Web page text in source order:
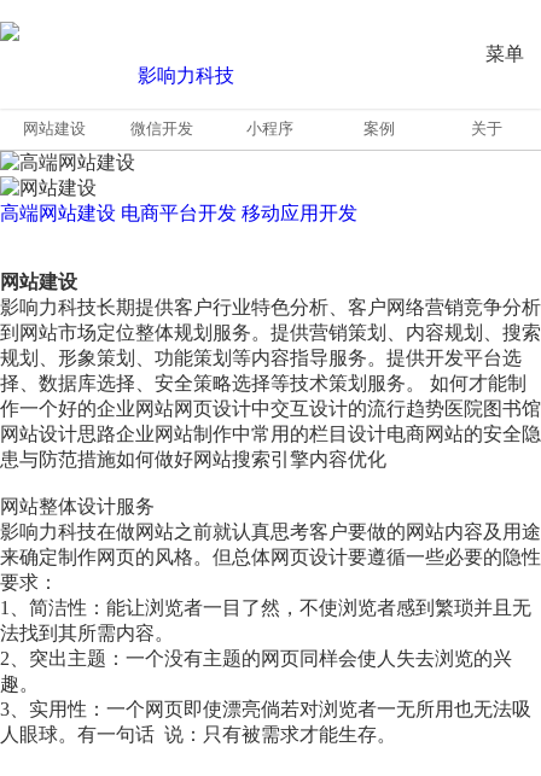
菜单
网站建设 微信开发 小程序 案例 关于
高端网站建设 电商平台开发 移动应用开发
网站建设
影响力科技长期提供客户行业特色分析、客户网络营销竞争分析
到网站市场定位整体规划服务。提供营销策划、内容规划、搜索
规划、形象策划、功能策划等内容指导服务。提供开发平台选
择、数据库选择、安全策略选择等技术策划服务。 如何才能制
作一个好的企业网站网页设计中交互设计的流行趋势医院图书馆
网站设计思路企业网站制作中常用的栏目设计电商网站的安全隐
患与防范措施如何做好网站搜索引擎内容优化
网站整体设计服务
影响力科技在做网站之前就认真思考客户要做的网站内容及用途
来确定制作网页的风格。但总体网页设计要遵循一些必要的隐性
要求：
1、简洁性：能让浏览者一目了然，不使浏览者感到繁琐并且无
法找到其所需内容。
2、突出主题：一个没有主题的网页同样会使人失去浏览的兴
趣。
3、实用性：一个网页即使漂亮倘若对浏览者一无所用也无法吸
人眼球。有一句话 说：只有被需求才能生存。